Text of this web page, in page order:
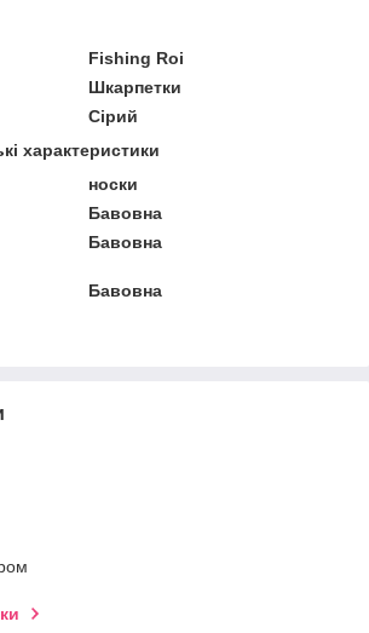
Fishing Roi
Шкарпетки
Сірий
характеристики
носки
Бавовна
Бавовна
Бавовна